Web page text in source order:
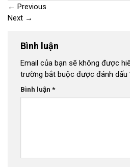
← Previous
Next →
Bình luận
Email của bạn sẽ không được
trường bắt buộc được đánh dấu
Bình luận *